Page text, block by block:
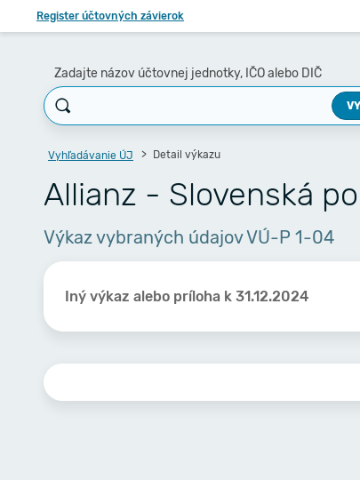
Register účtovných závierok
Zadajte názov účtovnej jednotky, IČO alebo DIČ
Vyhľadávanie ÚJ Detail výkazu
Allianz - Slovenská
Výkaz vybraných údajov VÚ-P 1-04
Iný výkaz alebo príloha k 31.12.2024